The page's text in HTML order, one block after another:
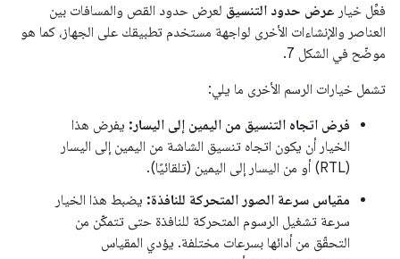
فعِّل خيار عرض حدود التنسيق لعرض حدود القص والمسافات بين
العناصر والإنشاءات الأخرى لواجهة مستخدم تطبيقك على الجهاز، كما هو
موضّح في الشكل 7.
تشمل خيارات الرسم الأخرى ما يلي:
فرض اتجاه التنسيق من اليمين إلى اليسار: يفرض هذا
الخيار أن يكون اتجاه تنسيق الشاشة من اليمين إلى اليسار
(RTL) أو من اليسار إلى اليمين (تلقائيًا).
مقياس سرعة الصور المتحركة للنافذة: يضبط هذا الخيار
سرعة تشغيل الرسوم المتحركة للنافذة حتى تتمكّن من
التحقّق من أدائها بسرعات مختلفة. يؤدي المقياس